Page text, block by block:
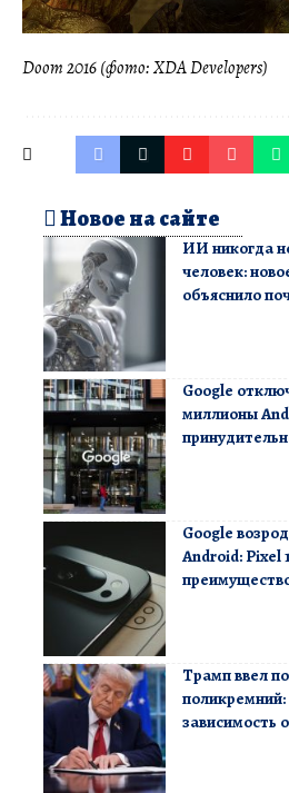
Doom 2016 (фото: XDA Developers)
Новое на сайте
ИИ никогда
человек:
объяснило
Google
миллионы
Google
Android: Pixel
Трамп ввел
зависимость